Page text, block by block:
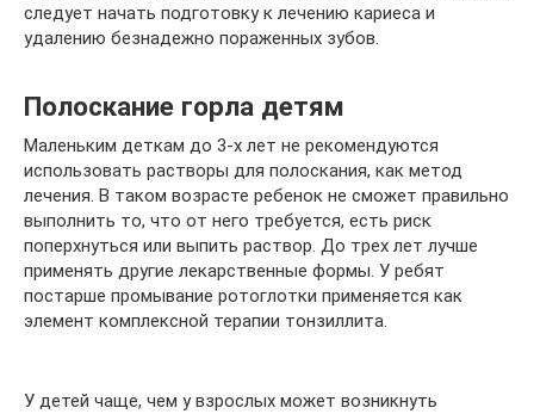
следует начать подготовку к лечению кариеса и
удалению безнадежно пораженных зубов.
Полоскание горла детям
Маленьким деткам до 3-х лет не рекомендуются
использовать растворы для полоскания, как метод
лечения. В таком возрасте ребенок не сможет правильно
выполнить то, что от него требуется, есть риск
поперхнуться или выпить раствор. До трех лет лучше
применять другие лекарственные формы. У ребят
постарше промывание ротоглотки применяется как
элемент комплексной терапии тонзиллита.
У детей чаще, чем у взрослых может возникнуть